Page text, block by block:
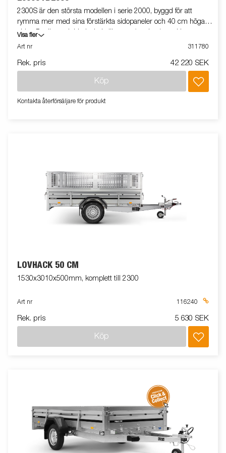
2300S är den största modellen i serie 2000, byggd för att
rymma mer med sina förstärkta sidopaneler och 40 cm höga
sidor. Det är en dubbelaxlad släpvagn (tandem) med bromsar,
vilket ger extra stabilitet och säkerhet vid körning, även med
enkelt att lasta längre gods. För extra stabilitet har släpet ett
lasten hålls säkert på plats. Vagnen på bilden kan vara
extrautrustad.
Visa fler
Art nr
311780
Rek. pris 42 220 SEK
Köp
Kontakta återförsäljare för produkt
LÖVHÄCK 50 CM
1530x3010x500mm, komplett till 2300
Art nr 116240
Rek. pris 5 630 SEK
Köp